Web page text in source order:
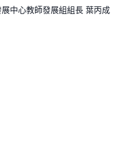
中心教師發展組組長 葉丙成